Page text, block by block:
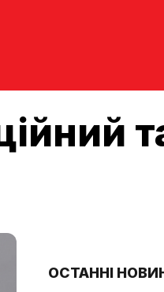
ОСТАННІ